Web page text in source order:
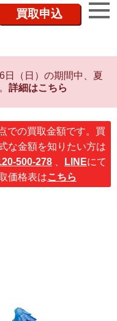
買取申込
日（日）の期間中、夏
詳細はこちら
での買取金額です。買
な金額を知りたい方は
500-278 LINEにて
価格表はこちら